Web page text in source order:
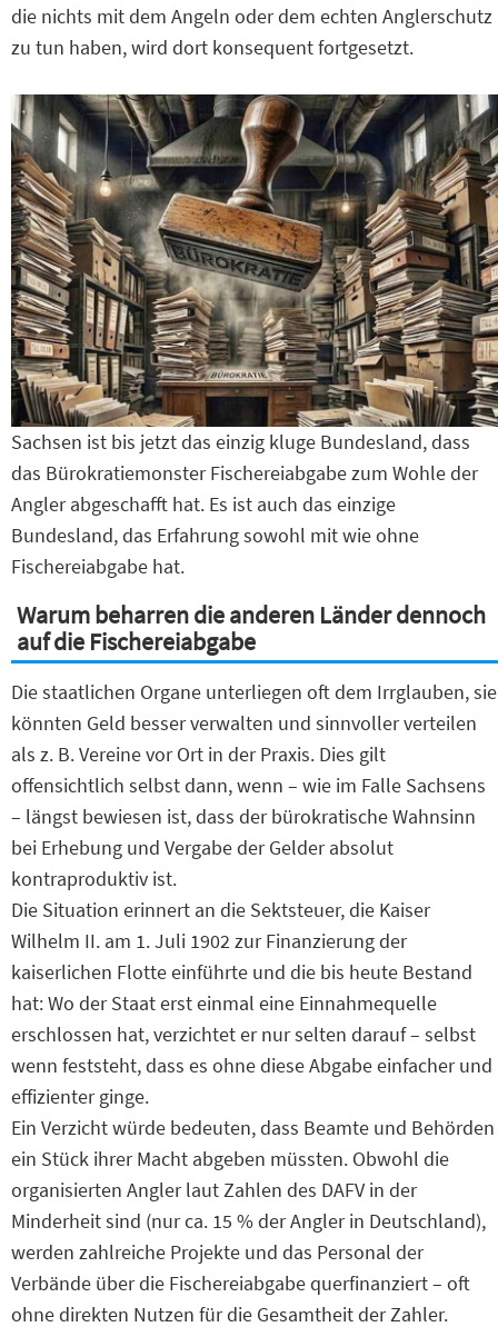
die nichts mit dem Angeln oder dem echten Anglerschutz
zu tun haben, wird dort konsequent fortgesetzt.
Sachsen ist bis jetzt das einzig kluge Bundesland, dass
das Bürokratiemonster Fischereiabgabe zum Wohle der
Angler abgeschafft hat. Es ist auch das einzige
Bundesland, das Erfahrung sowohl mit wie ohne
Fischereiabgabe hat.
Warum beharren die anderen Länder dennoch
auf die Fischereiabgabe
Die staatlichen Organe unterliegen oft dem Irrglauben, sie
könnten Geld besser verwalten und sinnvoller verteilen
als z. B. Vereine vor Ort in der Praxis. Dies gilt
offensichtlich selbst dann, wenn – wie im Falle Sachsens
– längst bewiesen ist, dass der bürokratische Wahnsinn
bei Erhebung und Vergabe der Gelder absolut
kontraproduktiv ist.
Die Situation erinnert an die Sektsteuer, die Kaiser
Wilhelm II. am 1. Juli 1902 zur Finanzierung der
kaiserlichen Flotte einführte und die bis heute Bestand
hat: Wo der Staat erst einmal eine Einnahmequelle
erschlossen hat, verzichtet er nur selten darauf – selbst
wenn feststeht, dass es ohne diese Abgabe einfacher und
effizienter ginge.
Ein Verzicht würde bedeuten, dass Beamte und Behörden
ein Stück ihrer Macht abgeben müssten. Obwohl die
organisierten Angler laut Zahlen des DAFV in der
Minderheit sind (nur ca. 15 % der Angler in Deutschland),
werden zahlreiche Projekte und das Personal der
Verbände über die Fischereiabgabe querfinanziert – oft
ohne direkten Nutzen für die Gesamtheit der Zahler.